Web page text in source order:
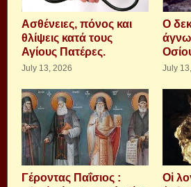
Aσθένειες, πόνος και
θλίψεις κατά τους
Αγίους Πατέρες.
July 13, 2026
Ο
July
Γέροντας Παΐσιος :
Οἱ